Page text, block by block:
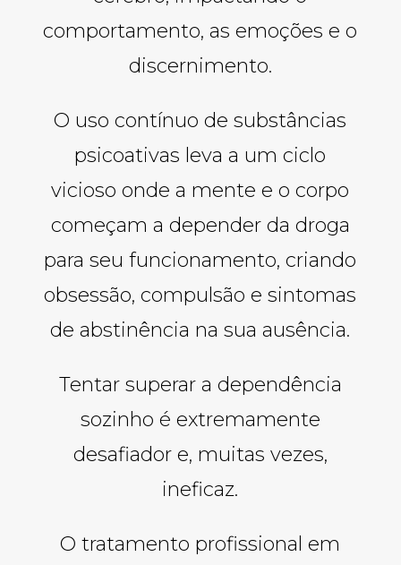
comportamento, as emoções e o
discernimento.
O uso contínuo de substâncias
psicoativas leva a um ciclo
vicioso onde a mente e o corpo
começam a depender da droga
para seu funcionamento, criando
obsessão, compulsão e sintomas
de abstinência na sua ausência.
Tentar superar a dependência
sozinho é extremamente
desafiador e, muitas vezes,
ineficaz.
O tratamento profissional em